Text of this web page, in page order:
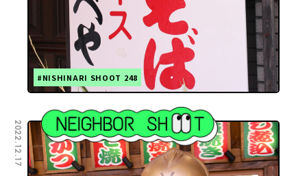
#NISHINARI SHOOT 248
2022.12.17